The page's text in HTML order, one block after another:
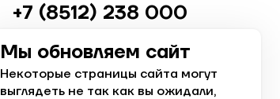
+7 (8512) 238 000
Ответим с 8:00 до 19:00
Заказать звонок
Мы обновляем сайт
Некоторые страницы сайта могут
выглядеть не так как вы ожидали,